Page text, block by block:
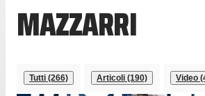
MAZZARRI
Tutti (266) Articoli (190) Video